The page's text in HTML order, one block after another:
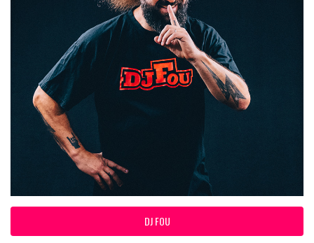
DJ FOU